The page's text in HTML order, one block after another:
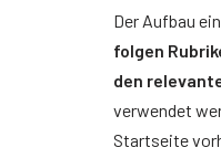
Der Aufbau
folgen
den
verwendet
Startseite